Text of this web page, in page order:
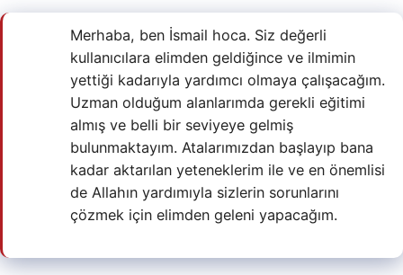
Merhaba, ben İsmail hoca. Siz değerli
kullanıcılara elimden geldiğince ve ilmimin
yettiği kadarıyla yardımcı olmaya çalışacağım.
Uzman olduğum alanlarımda gerekli eğitimi
almış ve belli bir seviyeye gelmiş
bulunmaktayım. Atalarımızdan başlayıp bana
kadar aktarılan yeteneklerim ile ve en önemlisi
de Allahın yardımıyla sizlerin sorunlarını
çözmek için elimden geleni yapacağım.